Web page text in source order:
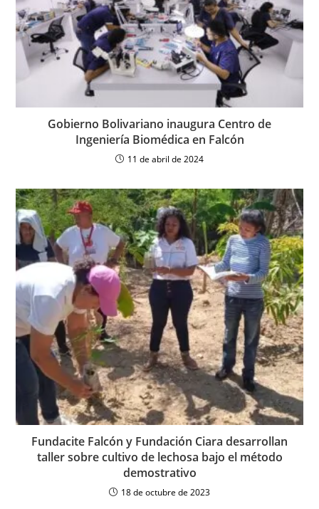
Gobierno Bolivariano inaugura Centro de
Ingeniería Biomédica en Falcón
11 de abril de 2024
Fundacite Falcón y Fundación Ciara desarrollan
taller sobre cultivo de lechosa bajo el método
demostrativo
18 de octubre de 2023